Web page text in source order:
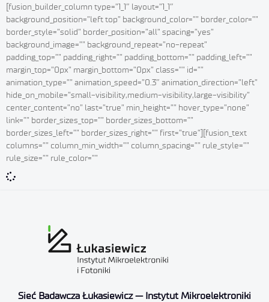
[fusion_builder_column type=”1_1″ layout=”1_1″
background_position=”left top” background_color=”” border_color=””
border_style=”solid” border_position=”all” spacing=”yes”
background_image=”” background_repeat=”no-repeat”
padding_top=”” padding_right=”” padding_bottom=”” padding_left=””
margin_top=”0px” margin_bottom=”0px” class=”” id=””
animation_type=”” animation_speed=”0.3″ animation_direction=”left”
hide_on_mobile=”small-visibility,medium-visibility,large-visibility”
center_content=”no” last=”true” min_height=”” hover_type=”none”
link=”” border_sizes_top=”” border_sizes_bottom=””
border_sizes_left=”” border_sizes_right=”” first=”true”][fusion_text
columns=”” column_min_width=”” column_spacing=”” rule_style=””
rule_size=”” rule_color=””
Sieć Badawcza Łukasiewicz — Instytut Mikroelektroniki